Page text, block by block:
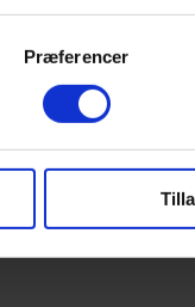
Præferencer
I her: